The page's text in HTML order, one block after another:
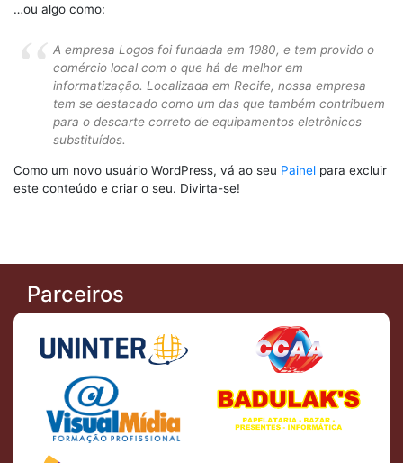
…ou algo como:
A empresa Logos foi fundada em 1980, e tem provido o
comércio local com o que há de melhor em
informatização. Localizada em Recife, nossa empresa
tem se destacado como um das que também contribuem
para o descarte correto de equipamentos eletrônicos
substituídos.
Como um novo usuário WordPress, vá ao seu Painel para excluir
este conteúdo e criar o seu. Divirta-se!
Parceiros